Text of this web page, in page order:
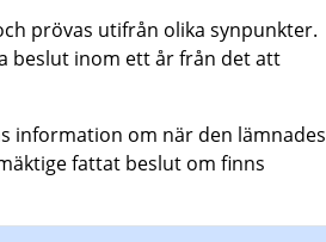
prövas utifrån olika synpunkter.
beslut inom ett år från det att
information om när den lämnades
fattat beslut om finns